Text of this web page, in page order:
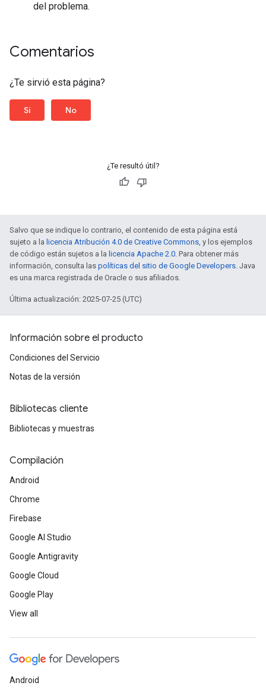
del problema.
Comentarios
¿Te sirvió esta página?
Sí No
¿Te resultó útil?
Salvo que se indique lo contrario, el contenido de esta página está
sujeto a la licencia Atribución 4.0 de Creative Commons, y los ejemplos
de código están sujetos a la licencia Apache 2.0. Para obtener más
información, consulta las políticas del sitio de Google Developers. Java
es una marca registrada de Oracle o sus afiliados.
Última actualización: 2025-07-25 (UTC)
Información sobre el producto
Condiciones del Servicio
Notas de la versión
Bibliotecas cliente
Bibliotecas y muestras
Compilación
Android
Chrome
Firebase
Google AI Studio
Google Antigravity
Google Cloud
Google Play
View all
Android